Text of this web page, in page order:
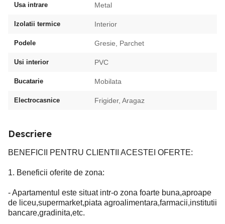
Usa intrare Metal
Izolatii termice Interior
Podele Gresie, Parchet
Usi interior PVC
Bucatarie Mobilata
Electrocasnice Frigider, Aragaz
Descriere
BENEFICII PENTRU CLIENTII ACESTEI OFERTE:
1. Beneficii oferite de zona:
- Apartamentul este situat intr-o zona foarte buna,aproape
de liceu,supermarket,piata agroalimentara,farmacii,institutii
bancare,gradinita,etc.